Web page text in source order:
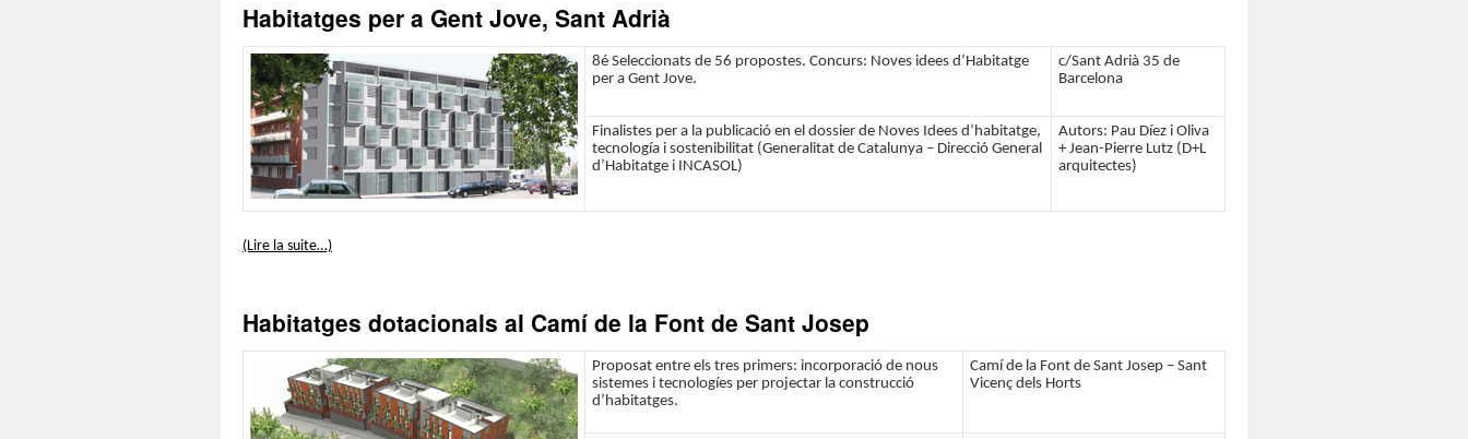
Habitatges per a Gent Jove, Sant Adrià
8é Seleccionats de 56 propostes. Concurs: Noves idees d’Habitatge
per a Gent Jove.
c/Sant Adrià 35 de
Barcelona
Finalistes per a la publicació en el dossier de Noves Idees d’habitatge,
tecnología i sostenibilitat (Generalitat de Catalunya – Direcció General
d’Habitatge i INCASOL)
Autors: Pau Díez i Oliva
+ Jean-Pierre Lutz (D+L
arquitectes)
(Lire la suite…)
Habitatges dotacionals al Camí de la Font de Sant Josep
Proposat entre els tres primers: incorporació de nous
sistemes i tecnologíes per projectar la construcció
d’habitatges.
Camí de la Font de Sant Josep – Sant
Vicenç dels Horts